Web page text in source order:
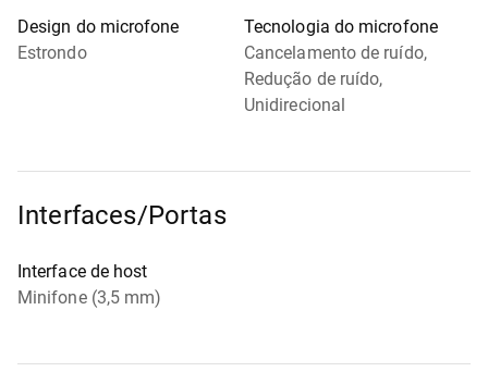
Design do microfone
Estrondo
Tecnologia do microfone
Cancelamento de ruído,
Redução de ruído,
Unidirecional
Interfaces/Portas
Interface de host
Minifone (3,5 mm)